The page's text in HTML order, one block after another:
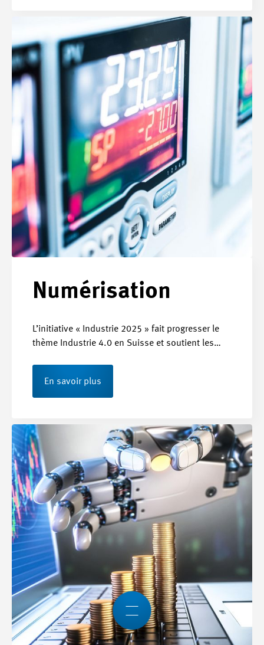
Numérisation
L’initiative « Industrie 2025 » fait progresser le
thème Industrie 4.0 en Suisse et soutient les…
En savoir plus